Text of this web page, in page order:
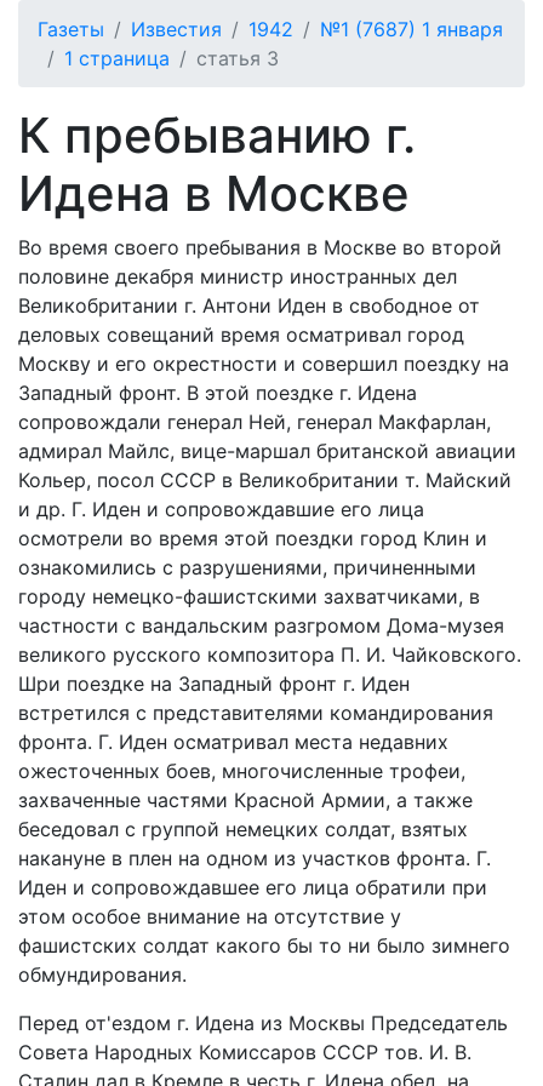
Газеты Известия 1942
№1 (7687) 1 января
1 страница
статья 3
К пребыванию г.
Идена в Москве
Во время своего пребывания в Москве во второй
половине декабря министр иностранных дел
Великобритании г. Антони Иден в свободное от
деловых совещаний время осматривал город
Москву и его окрестности и совершил поездку на
Западный фронт. В этой поездке г. Идена
сопровождали генерал Ней, генерал Макфарлан,
адмирал Майлс, вице-маршал британской авиации
Кольер, посол СССР в Великобритании т. Майский
и др. Г. Иден и сопровождавшие его лица
осмотрели во время этой поездки город Клин и
ознакомились с разрушениями, причиненными
городу немецко-фашистскими захватчиками, в
частности с вандальским разгромом Дома-музея
великого русского композитора П. И. Чайковского.
Шри поездке на Западный фронт г. Иден
встретился с представителями командирования
фронта. Г. Иден осматривал места недавних
ожесточенных боев, многочисленные трофеи,
захваченные частями Красной Армии, а также
беседовал с группой немецких солдат, взятых
накануне в плен на одном из участков фронта. Г.
Иден и сопровождавшее его лица обратили при
этом особое внимание на отсутствие у
фашистских солдат какого бы то ни было зимнего
обмундирования.
Перед от'ездом г. Идена из Москвы Председатель
Совета Народных Комиссаров СССР тов. И. В.
Сталин дал в Кремле в честь г. Идена обед, на